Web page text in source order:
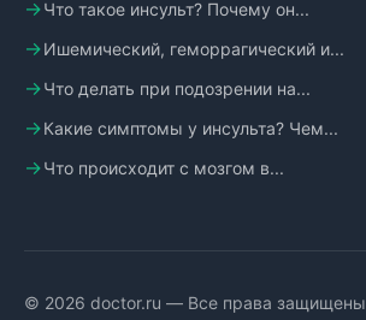
Что такое инсульт? Почему он...
Ишемический, геморрагический и...
Что делать при подозрении на...
Какие симптомы у инсульта? Чем...
Что происходит с мозгом в...
© 2026 doctor.ru — Все права защищены